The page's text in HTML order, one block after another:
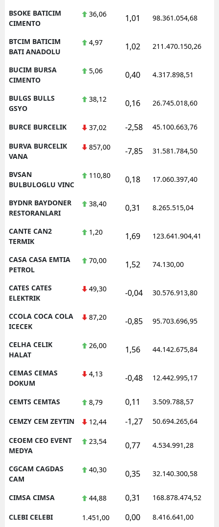
BSOKE BATICIM
CIMENTO
36,06 1,01 98.361.054,68
BTCIM BATICIM
BATI ANADOLU
4,97 1,02 211.470.150,26
BUCIM BURSA
CIMENTO
5,06 0,40 4.317.898,51
BULGS BULLS
GSYO
38,12 0,16 26.745.018,60
BURCE BURCELIK 37,02 -2,58 45.100.663,76
BURVA BURCELIK
VANA
857,00 -7,85 31.581.784,50
BVSAN
BULBULOGLU VINC
110,80 0,18 17.060.397,40
BYDNR BAYDONER
RESTORANLARI
38,40 0,31 8.265.515,04
CANTE CAN2
TERMIK
1,20 1,69 123.641.904,41
CASA CASA EMTIA
PETROL
70,00 1,52 74.130,00
CATES CATES
ELEKTRIK
49,30 -0,04 30.576.913,80
CCOLA COCA COLA
ICECEK
87,20 -0,85 95.703.696,95
CELHA CELIK
HALAT
26,00 1,56 44.142.675,84
CEMAS CEMAS
DOKUM
4,13 -0,48 12.442.995,17
CEMTS CEMTAS 8,79 0,11 3.509.788,57
CEMZY CEM ZEYTIN 12,44 -1,27 50.694.265,64
CEOEM CEO EVENT
MEDYA
23,54 0,77 4.534.991,28
CGCAM CAGDAS
CAM
40,30 0,35 32.140.300,58
CIMSA CIMSA 44,88 0,31 168.878.474,52
CLEBI CELEBI 1.451,00 0,00 8.416.641,00